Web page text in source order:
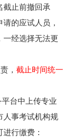
截止前撤回承
的应试人员，
经选择无法更
，截止时间统一
台中上传专业
人事考试机构规
行缴费：